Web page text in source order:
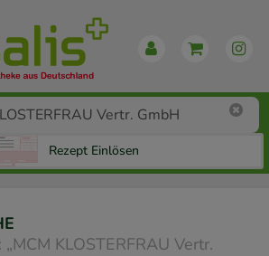
Rezept Einlösen
„MCM KLOSTERFRAU Vertr.